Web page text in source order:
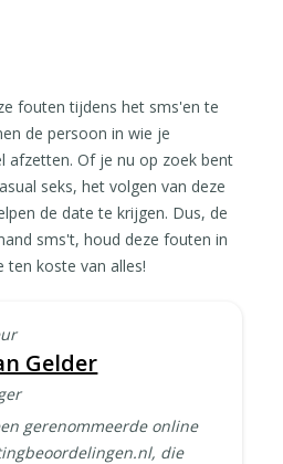
fouten tijdens het sms'en te
de persoon in wie je
afzetten. Of je nu op zoek bent
seks, het volgen van deze
de date te krijgen. Dus, de
sms't, houd deze fouten in
ten koste van alles!
Gelder
gerenommeerde online
die